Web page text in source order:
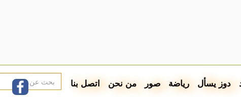
دوز يسأل رياضة صور من نحن اتصل بنا